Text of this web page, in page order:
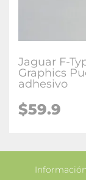
Jaguar F-
Graphics
adhesivo
$59.9